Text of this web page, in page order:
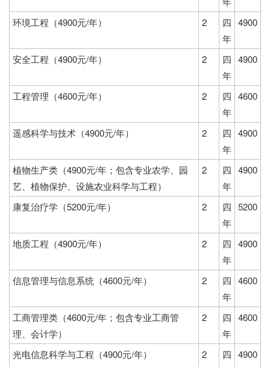
环境工程（4900元/年） 2
四
年
4900
安全工程（4900元/年） 2
四
年
4900
工程管理（4600元/年） 2
四
年
4600
遥感科学与技术（4900元/年） 2
四
年
4900
植物生产类（4900元/年；包含专业农学、园
艺、植物保护、设施农业科学与工程）
2
四
年
4900
康复治疗学（5200元/年） 2
四
年
5200
地质工程（4900元/年） 2
四
年
4900
信息管理与信息系统（4600元/年） 2
四
年
4600
工商管理类（4600元/年；包含专业工商管
理、会计学）
2
四
年
4600
光电信息科学与工程（4900元/年） 2
四 4900